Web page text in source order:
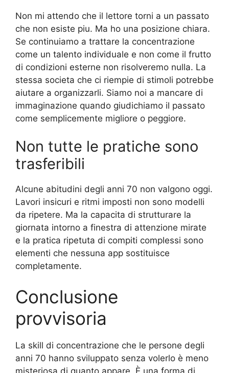
Non mi attendo che il lettore torni a un passato
che non esiste piu. Ma ho una posizione chiara.
Se continuiamo a trattare la concentrazione
come un talento individuale e non come il frutto
di condizioni esterne non risolveremo nulla. La
stessa societa che ci riempie di stimoli potrebbe
aiutare a organizzarli. Siamo noi a mancare di
immaginazione quando giudichiamo il passato
come semplicemente migliore o peggiore.
Non tutte le pratiche sono
trasferibili
Alcune abitudini degli anni 70 non valgono oggi.
Lavori insicuri e ritmi imposti non sono modelli
da ripetere. Ma la capacita di strutturare la
giornata intorno a finestra di attenzione mirate
e la pratica ripetuta di compiti complessi sono
elementi che nessuna app sostituisce
completamente.
Conclusione
provvisoria
La skill di concentrazione che le persone degli
anni 70 hanno sviluppato senza volerlo è meno
misteriosa di quanto appare. È una forma di